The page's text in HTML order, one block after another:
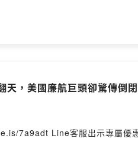
天，美國廉航巨頭卻驚傳倒
7a9adt Line客服出示專屬